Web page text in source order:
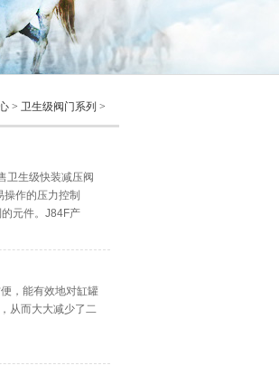
> 卫生级阀门系列 >
卫生级快装减压阀
作的压力控制
元件。J84F产
，能有效地对缸罐
从而大大减少了二